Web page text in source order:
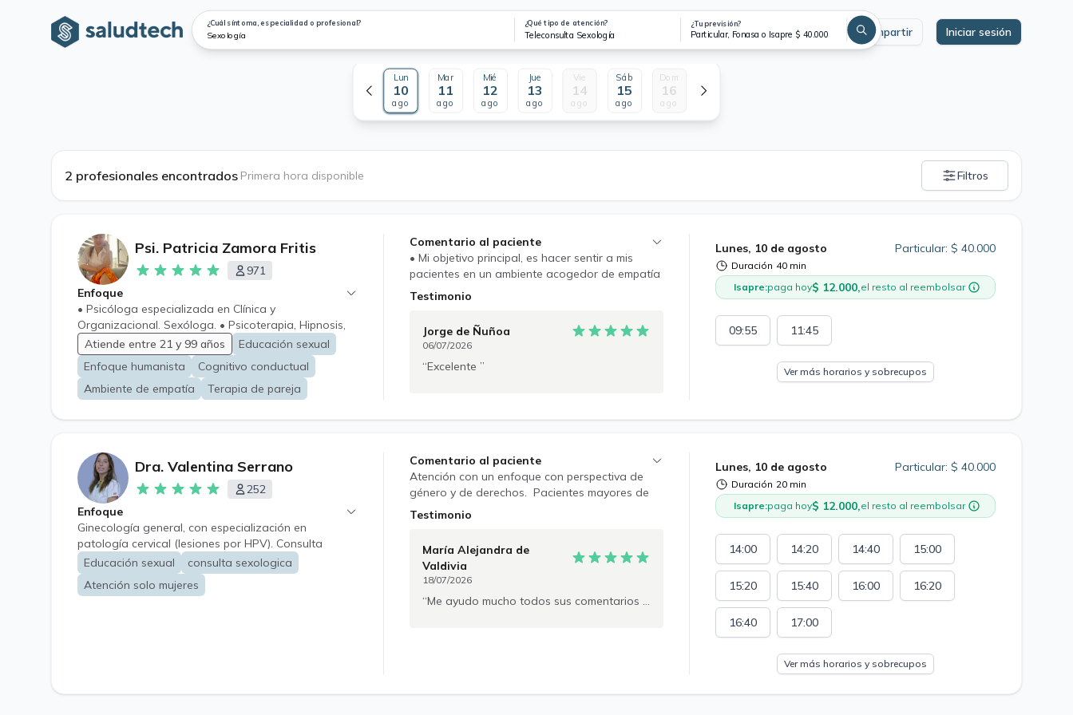
Compartir Iniciar sesión
¿Cuál síntoma, especialidad o profesional? ¿Qué tipo de atención?
Teleconsulta Sexología
¿Tu previsión?
Particular, Fonasa o Isapre $ 40.000
Lun
10
ago
Mar
11
ago
Mié
12
ago
Jue
13
ago
Vie
14
ago
Sáb
15
ago
Dom
16
ago
2 profesionales encontrados Primera hora disponible Filtros
Psi. Patricia Zamora Fritis
971
Enfoque
• Psicóloga especializada en Clínica y
Organizacional. Sexóloga. • Psicoterapia, Hipnosis,
Terapia de pareja, Educación Sexual, Terapia Sexual
entre otras actividades afines a la Sexología. •
Enfoque Humanista y Cognitivo Conductual. •
Basado en las relaciones y/o inteligencia emocional.
• Asesoramientos Organizacionales: Selección de
Personal, intervenciones, resolución de Conflictos,
Atiende entre 21 y 99 años
Educación sexual
Enfoque humanista
Cognitivo conductual
Ambiente de empatía
Terapia de pareja
Lunes, 10 de agosto
Duración 40 min
Particular: $ 40.000
Isapre:paga hoy$ 12.000,el resto al reembolsar
09:55 11:45
Ver más horarios y sobrecupos
Comentario al paciente
• Mi objetivo principal, es hacer sentir a mis
pacientes en un ambiente acogedor de empatía
con lo que están sintiendo y padeciendo. • En
que les sucede, para ser un facilitador de sus
procesos individuales en razón de una mejor
calidad de vida. • Me esfuerzo para crear un
ambiente de armonía y retroalimentación
Pueden expresarse abiertamente, no tengo
felices personas.
Testimonio
Jorge de Ñuñoa
06/07/2026
Excelente
Dra. Valentina Serrano
252
Enfoque
Ginecología general, con especialización en
patología cervical (lesiones por HPV). Consulta
sexológica. Consejería en anticoncepción y
prevención de embarazo no deseado. Consejería
sobre procesos de modificación corporal hormonal
Educación sexual
consulta sexologica
Atención solo mujeres
Lunes, 10 de agosto
Duración 20 min
Particular: $ 40.000
Isapre:paga hoy$ 12.000,el resto al reembolsar
14:00 14:20 14:40 15:00
15:20 15:40 16:00 16:20
16:40 17:00
Ver más horarios y sobrecupos
Comentario al paciente
Atención con un enfoque con perspectiva de
género y de derechos. Pacientes mayores de
14 años. En proceso de reconocimiento de
Testimonio
María Alejandra de
Valdivia
18/07/2026
Me ayudo mucho todos sus comentarios y consejos